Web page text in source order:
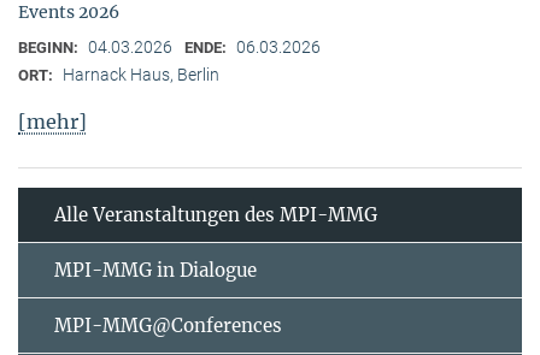
Events 2026
BEGINN: 04.03.2026 ENDE: 06.03.2026
ORT: Harnack Haus, Berlin
[mehr]
Alle Veranstaltungen des MPI-MMG
MPI-MMG in Dialogue
MPI-MMG@Conferences